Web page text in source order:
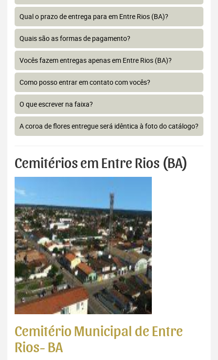
Qual o prazo de entrega para em Entre Rios (BA)?
Quais são as formas de pagamento?
Vocês fazem entregas apenas em Entre Rios (BA)?
Como posso entrar em contato com vocês?
O que escrever na faixa?
A coroa de flores entregue será idêntica à foto do catálogo?
Cemitérios em Entre Rios (BA)
Cemitério Municipal de Entre
Rios- BA